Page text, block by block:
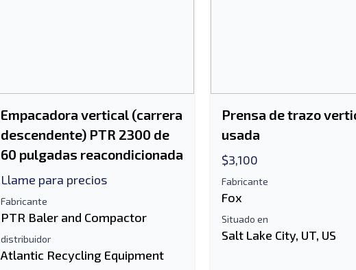
Empacadora vertical (carrera
descendente) PTR 2300 de
60 pulgadas reacondicionada
Llame para precios
Fabricante
PTR Baler and Compactor
distribuidor
Atlantic Recycling Equipment
Prensa de trazo
usada
$3,100
Fabricante
Fox
Situado en
Salt Lake City, UT, US